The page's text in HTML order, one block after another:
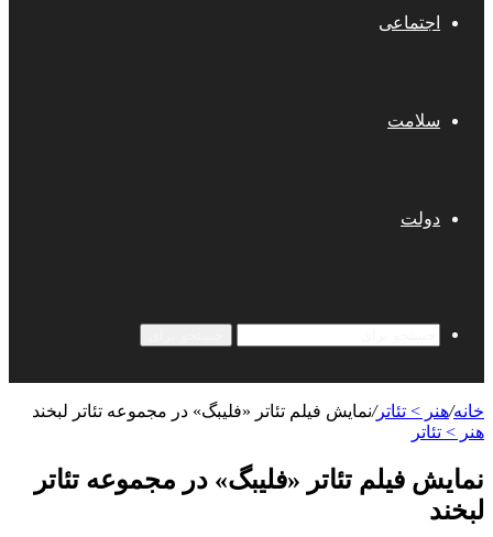
اجتماعی
سلامت
دولت
خانه/هنر > تئاتر/نمایش فیلم تئاتر «فلیبگ» در مجموعه تئاتر لبخند
هنر > تئاتر
نمایش فیلم تئاتر «فلیبگ» در مجموعه تئاتر
لبخند